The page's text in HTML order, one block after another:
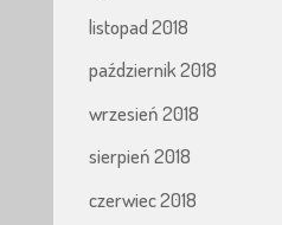
listopad 2018
październik 2018
wrzesień 2018
sierpień 2018
czerwiec 2018